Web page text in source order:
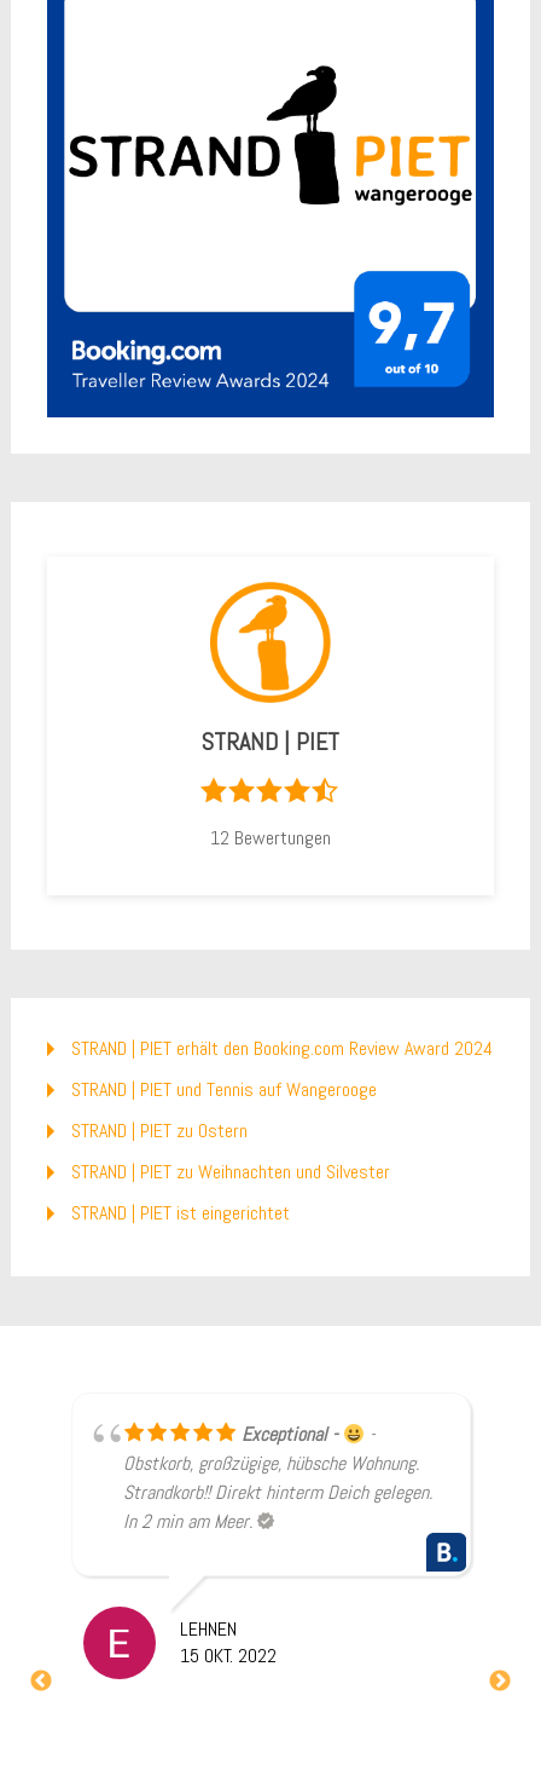
STRAND | PIET
12 Bewertungen
STRAND | PIET erhält den Booking.com Review Award 2024
STRAND | PIET und Tennis auf Wangerooge
STRAND | PIET zu Ostern
STRAND | PIET zu Weihnachten und Silvester
STRAND | PIET ist eingerichtet
Exceptional
-
Obstkorb, großzügige, hübsche Wohnung.
Strandkorb!! Direkt hinterm Deich gelegen.
In 2 min am Meer.
LEHNEN
15 OKT. 2022